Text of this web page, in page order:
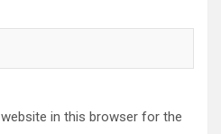
in this browser for the